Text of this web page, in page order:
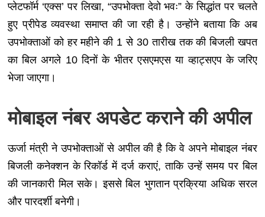
प्लेटफॉर्म ‘एक्स’ पर लिखा, “उपभोक्ता देवो भवः” के सिद्धांत पर चलते
हुए प्रीपेड व्यवस्था समाप्त की जा रही है। उन्होंने बताया कि अब
उपभोक्ताओं को हर महीने की 1 से 30 तारीख तक की बिजली खपत
का बिल अगले 10 दिनों के भीतर एसएमएस या व्हाट्सएप के जरिए
भेजा जाएगा।
मोबाइल नंबर अपडेट कराने की अपील
ऊर्जा मंत्री ने उपभोक्ताओं से अपील की है कि वे अपने मोबाइल नंबर
बिजली कनेक्शन के रिकॉर्ड में दर्ज कराएं, ताकि उन्हें समय पर बिल
की जानकारी मिल सके। इससे बिल भुगतान प्रक्रिया अधिक सरल
और पारदर्शी बनेगी।